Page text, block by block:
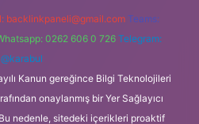
backlinkpaneli@gmail.com Teams:
0262 606 0 726 Telegram:
@karabul
Kanun gereğince Bilgi Teknolojileri
onaylanmış bir Yer Sağlayıcı
nedenle, sitedeki içerikleri proaktif